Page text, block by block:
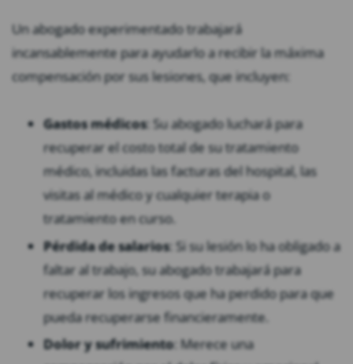
Un abogado experimentado trabajará
incansablemente para ayudarlo a recibir la máxima
compensación por sus lesiones, que incluyen:
Gastos médicos: Su abogado luchará para
recuperar el costo total de su tratamiento
médico, incluidas las facturas del hospital, las
visitas al médico y cualquier terapia o
tratamiento en curso.
Pérdida de salarios: Si su lesión lo ha obligado a
faltar al trabajo, su abogado trabajará para
recuperar los ingresos que ha perdido para que
pueda recuperarse financieramente.
Dolor y sufrimiento: Merece una